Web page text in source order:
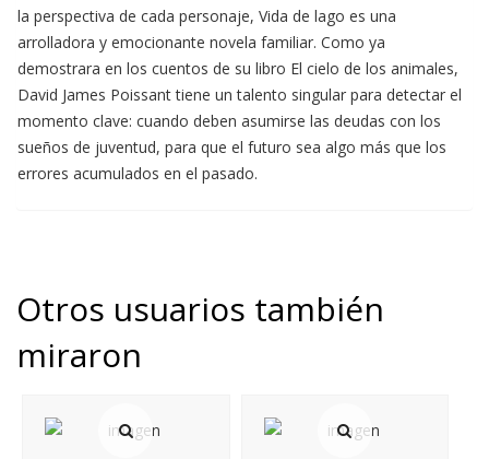
la perspectiva de cada personaje, Vida de lago es una
arrolladora y emocionante novela familiar. Como ya
demostrara en los cuentos de su libro El cielo de los animales,
David James Poissant tiene un talento singular para detectar el
momento clave: cuando deben asumirse las deudas con los
sueños de juventud, para que el futuro sea algo más que los
errores acumulados en el pasado.
Otros usuarios también
miraron